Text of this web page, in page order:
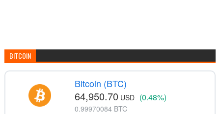
BITCOIN
Bitcoin (BTC)
64,950.70 USD (0.48%)
0.99970084 BTC